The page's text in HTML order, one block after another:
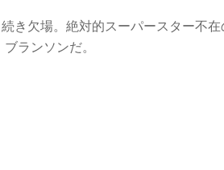
き欠場。絶対的スーパースター不在
ランソンだ。